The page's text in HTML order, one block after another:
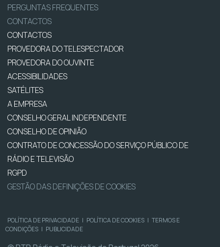
PERGUNTAS FREQUENTES
CONTACTOS
CONTACTOS
PROVEDORA DO TELESPECTADOR
PROVEDORA DO OUVINTE
ACESSIBILIDADES
SATÉLITES
A EMPRESA
CONSELHO GERAL INDEPENDENTE
CONSELHO DE OPINIÃO
CONTRATO DE CONCESSÃO DO SERVIÇO PÚBLICO DE
RÁDIO E TELEVISÃO
RGPD
GESTÃO DAS DEFINIÇÕES DE COOKIES
POLÍTICA DE PRIVACIDADE | POLÍTICA DE COOKIES | TERMOS E
CONDIÇÕES | PUBLICIDADE